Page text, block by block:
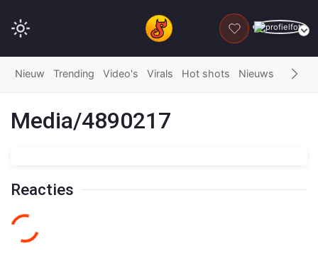
DONEER
Nieuw Trending Video's Virals Hot shots Nieuws Fails
Media/4890217
Reacties